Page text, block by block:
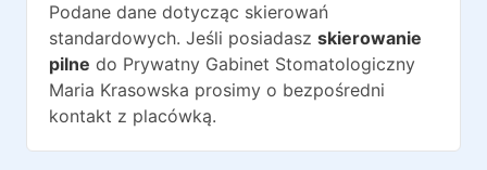
Podane dane dotycząc skierowań
standardowych. Jeśli posiadasz skierowanie
pilne do Prywatny Gabinet Stomatologiczny
Maria Krasowska prosimy o bezpośredni
kontakt z placówką.